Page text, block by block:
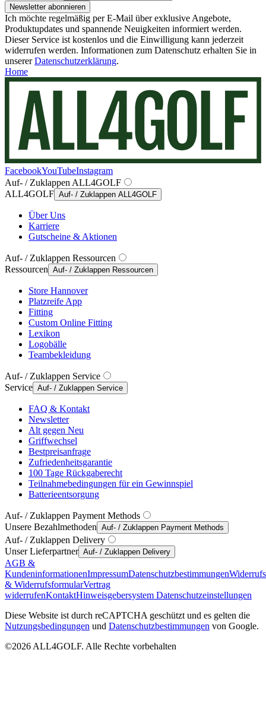
Newsletter abonnieren
Ich möchte regelmäßig per E-Mail über exklusive Angebote,
Produktupdates und spannende Neuigkeiten informiert werden.
Dieser Service ist kostenlos und die Einwilligung kann jederzeit
widerrufen werden. Informationen zum Datenschutz erhalten Sie in
unsererDatenschutzerklärung.
Home
FacebookYouTubeInstagram
Auf- / Zuklappen ALL4GOLF
ALL4GOLF Auf- / Zuklappen ALL4GOLF
Über Uns
Karriere
Gutscheine & Aktionen
Auf- / Zuklappen Ressourcen
Ressourcen Auf- / Zuklappen Ressourcen
Store Hannover
Platzreife App
Fitting
Custom Online Fitting
Lexikon
Logobälle
Teambekleidung
Auf- / Zuklappen Service
Service Auf- / Zuklappen Service
FAQ & Kontakt
Newsletter
Alt gegen Neu
Griffwechsel
Bestpreisanfrage
Zufriedenheitsgarantie
100 Tage Rückgaberecht
Teilnahmebedingungen für ein Gewinnspiel
Batterieentsorgung
Auf- / Zuklappen Payment Methods
Unsere Bezahlmethoden Auf- / Zuklappen Payment Methods
Auf- / Zuklappen Delivery
Unser Lieferpartner Auf- / Zuklappen Delivery
AGB &
KundeninformationenImpressumDatenschutzbestimmungen
& WiderrufsformularVertrag
widerrufenKontaktHinweisgebersystem Datenschutzeinstellungen
Diese Website ist durch reCAPTCHA geschützt und es gelten die
Nutzungsbedingungen und Datenschutzbestimmungen von Google.
©2026 ALL4GOLF. Alle Rechte vorbehalten